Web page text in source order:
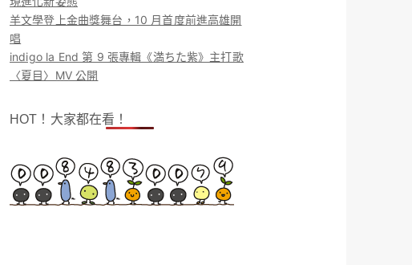
羊文學登上金曲獎舞台，10 月首度前進高雄開
唱
indigo la End 第 9 張專輯《満ちた紫》主打歌
〈夏目〉MV 公開
HOT！大家都在看！